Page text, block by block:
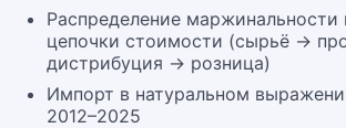
Распределение маржинальности
цепочки стоимости (сырьё →
дистрибуция → розница)
Импорт в натуральном
2012–2025